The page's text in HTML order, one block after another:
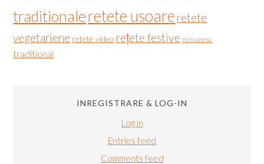
traditionaleretete usoare retete
vegetariene retete video rețete festive romanesc
traditional
INREGISTRARE & LOG-IN
Log in
Entries feed
Comments feed